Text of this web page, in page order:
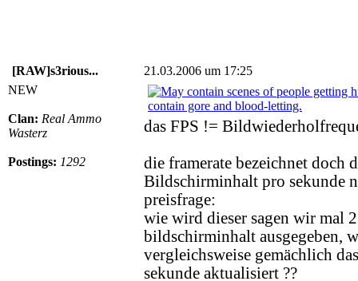
[RAW]s3rious...
21.03.2006 um 17:25
NEW
Clan: Real Ammo
Wasterz
Postings: 1292
das FPS !=
die framerate bezeichnet doch
Bildschirminhalt pro sekunde
preisfrage:
wie wird dieser sagen wir mal
bildschirminhalt ausgegeben,
vergleichsweise gemächlich
sekunde aktualisiert ??